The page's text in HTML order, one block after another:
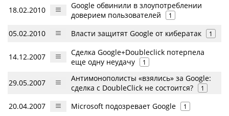
18.02.2010
Google обвинили в злоупотреблении
доверием пользователей
1
05.02.2010 Власти защитят Google от кибератак 1
14.12.2007
Сделка Google+Doubleclick потерпела
еще одну неудачу
1
29.05.2007
Антимонополисты «взялись» за Google:
сделка с DoubleClick не состоится?
1
20.04.2007 Microsoft подозревает Google 1